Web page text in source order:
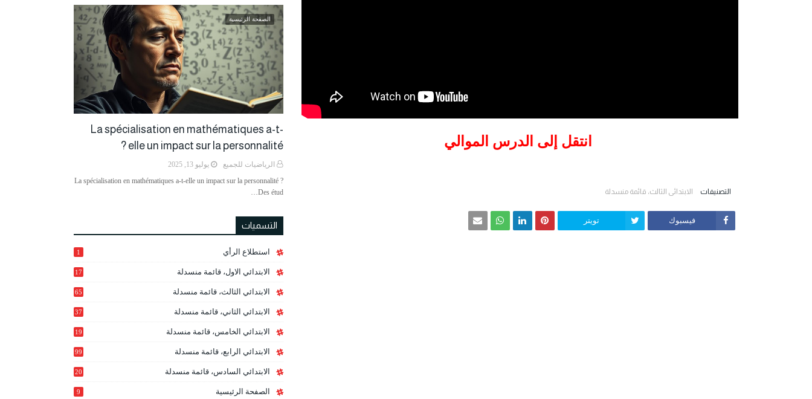
انتقل إلى الدرس الموالي
التصنيفات الابتدائي الثالث، قائمة منسدلة
فيسبوك تويتر
الصفحة الرئيسية
La spécialisation en mathématiques a-t-
elle un impact sur la personnalité ?
الرياضيات للجميع
يوليو 13, 2025
La spécialisation en mathématiques a-t-elle un impact sur la personnalité ?
Des étud…
التسميات
استطلاع الرأي 1
الابتدائي الاول، قائمة منسدلة 17
الابتدائي الثالث، قائمة منسدلة 65
الابتدائي الثاني، قائمة منسدلة 37
الابتدائي الخامس، قائمة منسدلة
19
الابتدائي الرابع، قائمة منسدلة 99
الابتدائي السادس، قائمة منسدلة
20
الصفحة الرئيسية 9